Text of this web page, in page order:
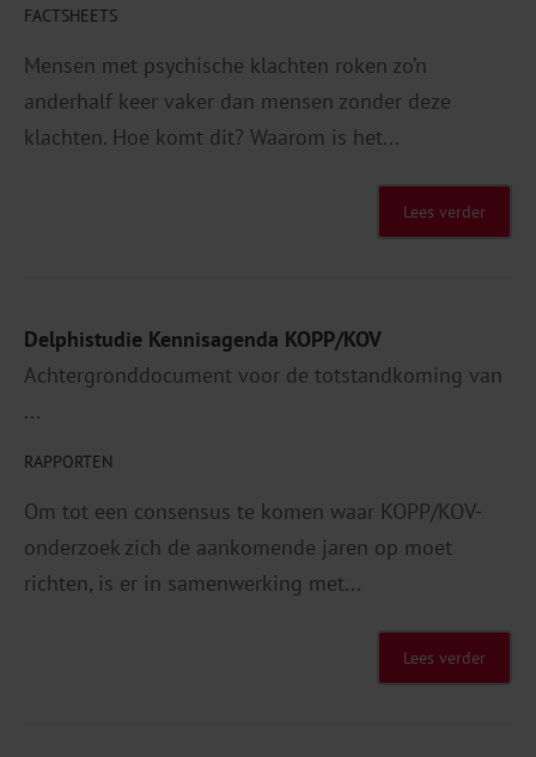
FACTSHEETS
Mensen met psychische klachten roken zo’n
anderhalf keer vaker dan mensen zonder deze
klachten. Hoe komt dit? Waarom is het...
Lees verder
Delphistudie Kennisagenda KOPP/KOV
Achtergronddocument voor de totstandkoming van
...
RAPPORTEN
Om tot een consensus te komen waar KOPP/KOV-
onderzoek zich de aankomende jaren op moet
richten, is er in samenwerking met...
Lees verder